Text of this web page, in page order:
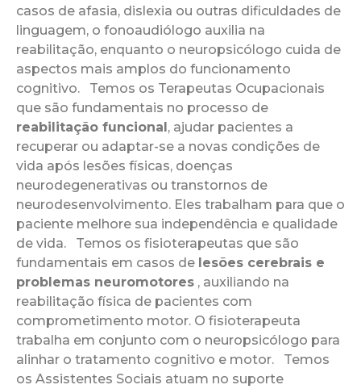
casos de afasia, dislexia ou outras dificuldades de
linguagem, o fonoaudiólogo auxilia na
reabilitação, enquanto o neuropsicólogo cuida de
aspectos mais amplos do funcionamento
cognitivo. Temos os Terapeutas Ocupacionais
que são fundamentais no processo de
reabilitação funcional, ajudar pacientes a
recuperar ou adaptar-se a novas condições de
vida após lesões físicas, doenças
neurodegenerativas ou transtornos de
neurodesenvolvimento. Eles trabalham para que o
paciente melhore sua independência e qualidade
de vida. Temos os fisioterapeutas que são
fundamentais em casos de lesões cerebrais e
problemas neuromotores , auxiliando na
reabilitação física de pacientes com
comprometimento motor. O fisioterapeuta
trabalha em conjunto com o neuropsicólogo para
alinhar o tratamento cognitivo e motor. Temos
os Assistentes Sociais atuam no suporte